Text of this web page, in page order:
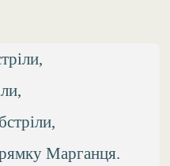
Марганця.